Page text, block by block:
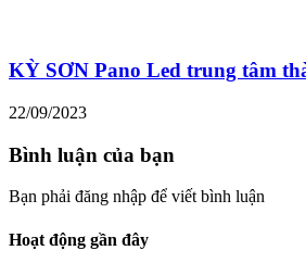
KỲ SƠN Pano Led trung tâm
22/09/2023
Bình luận của bạn
Bạn phải đăng nhập để viết bình luận
Hoạt động gần đây